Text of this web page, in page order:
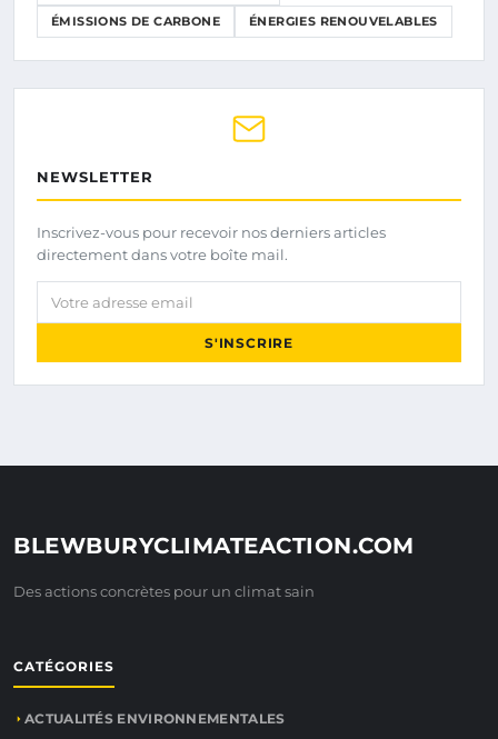
ÉMISSIONS DE CARBONE ÉNERGIES RENOUVELABLES
NEWSLETTER
Inscrivez-vous pour recevoir nos derniers articles
directement dans votre boîte mail.
Votre adresse email
S'INSCRIRE
BLEWBURYCLIMATEACTION.COM
Des actions concrètes pour un climat sain
CATÉGORIES
ACTUALITÉS ENVIRONNEMENTALES